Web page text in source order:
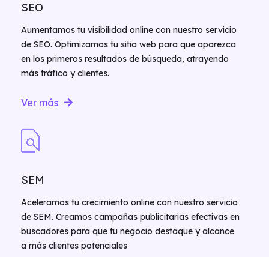
SEO
Aumentamos tu visibilidad online con nuestro servicio
de SEO. Optimizamos tu sitio web para que aparezca
en los primeros resultados de búsqueda, atrayendo
más tráfico y clientes.
Ver más
SEM
Aceleramos tu crecimiento online con nuestro servicio
de SEM. Creamos campañas publicitarias efectivas en
buscadores para que tu negocio destaque y alcance
a más clientes potenciales